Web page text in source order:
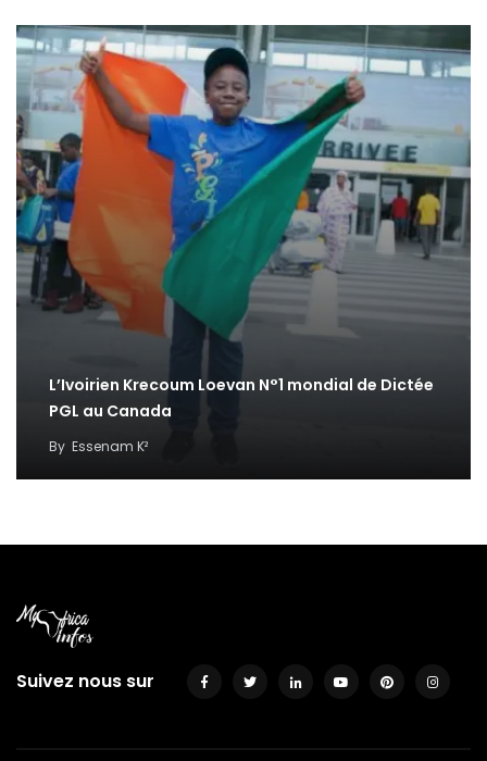
L’Ivoirien Krecoum Loevan N°1 mondial de Dictée
PGL au Canada
By Essenam K²
Suivez nous sur